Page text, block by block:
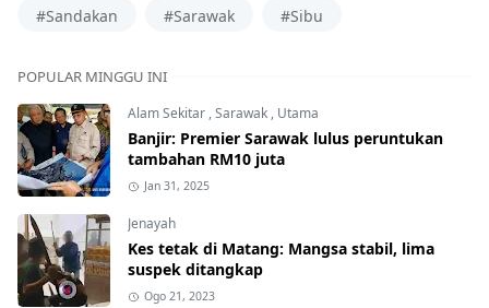
#Sandakan #Sarawak #Sibu
POPULAR MINGGU INI
Alam Sekitar,Sarawak, Utama
Banjir: Premier Sarawak lulus peruntukan
tambahan RM10 juta
Jan 31, 2025
Jenayah
Kes tetak di Matang: Mangsa stabil, lima
suspek ditangkap
Ogo 21, 2023